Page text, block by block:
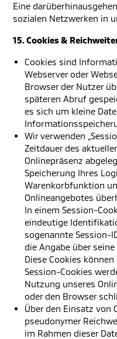
Eine
sozialen Netzwerken in
15. Cookies &
Cookies sind
Webserver oder
Browser der Nutzer
späteren Abruf
es sich um kleine
Wir verwenden
Zeitdauer des
Onlinepräsenz
Speicherung Ihres
Warenkorbfunktion
Onlineangebotes
In einem Session-
eindeutige
sogenannte Session-
die Angabe über
Diese Cookies
Session-Cookies
Nutzung unseres
oder den Browser
Über den Einsatz von
pseudonymer
im Rahmen dieser